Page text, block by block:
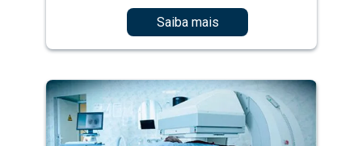
Saiba mais